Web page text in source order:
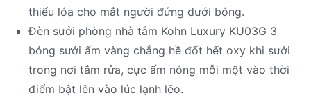
thiểu lóa cho mắt người đứng dưới bóng.
Đèn sưởi phòng nhà tắm Kohn Luxury KU03G 3
bóng sưởi ấm vàng chẳng hề đốt hết oxy khi sưởi
trong nơi tắm rửa, cực ấm nóng mỗi một vào thời
điểm bật lên vào lúc lạnh lẽo.